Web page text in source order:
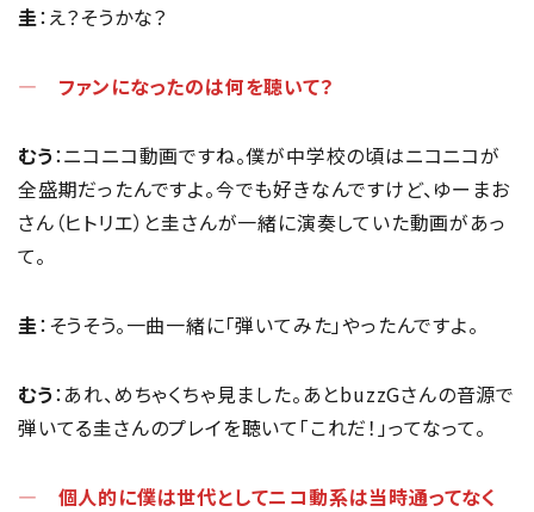
圭：え？そうかな？
― ファンになったのは何を聴いて？
むう：ニコニコ動画ですね。僕が中学校の頃はニコニコが
全盛期だったんですよ。今でも好きなんですけど、ゆーまお
さん（ヒトリエ）と圭さんが一緒に演奏していた動画があっ
て。
圭：そうそう。一曲一緒に「弾いてみた」やったんですよ。
むう：あれ、めちゃくちゃ見ました。あとbuzzGさんの音源で
弾いてる圭さんのプレイを聴いて「これだ！」ってなって。
― 個人的に僕は世代としてニコ動系は当時通ってなく